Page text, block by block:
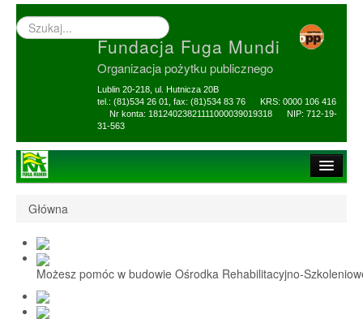
Wyszukiwarka
–
Fundacja Fuga Mundi
Organizacja pożytku publicznego
Lublin 20-218, ul. Hutnicza 20B
tel.: (81)534 26 01, fax: (81)534 83 76 KRS: 0000 106 416
Nr konta: 18124023821111000039019318 NIP: 712-19-
31-563
1,5% i darowizny
Nasi Beneficjenci
Ośrodek Reh-Szkol
Główna
Możesz pomóc w budowie Ośrodka Rehabilitacyjno-